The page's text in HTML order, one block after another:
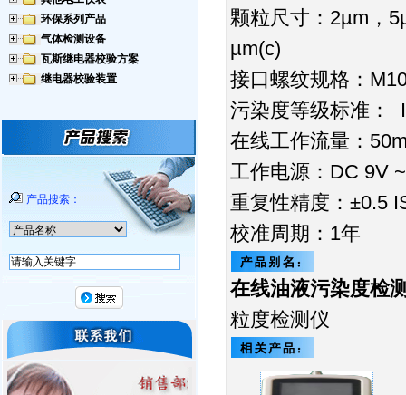
环保系列产品
气体检测设备
瓦斯继电器校验方案
继电器校验装置
产品搜索：
颗粒尺寸：2µm，
µm(c)
接口螺纹规格：
污染度等级标准
在线工作流量：
工作电源：DC 9V
重复性精度：±0.5
校准周期：1年
在线油液污染度检
粒度检测仪